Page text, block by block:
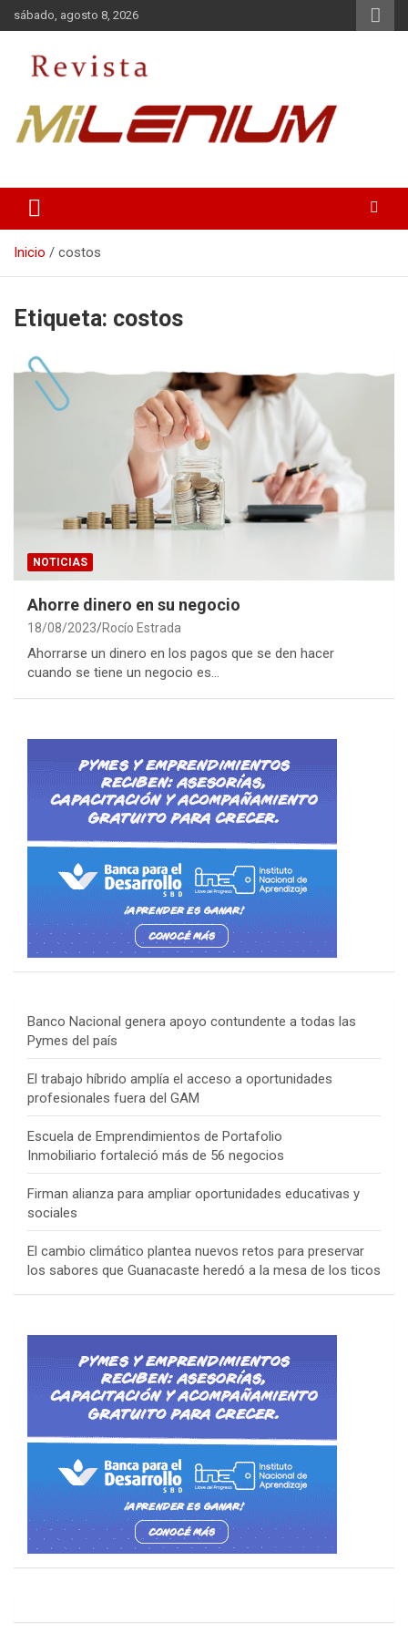
Saltar
al
sábado, agosto 8, 2026
Inicio costos
Etiqueta: costos
NOTICIAS
Ahorre dinero en su negocio
18/08/2023 Rocío Estrada
Ahorrarse un dinero en los pagos que se den hacer
cuando se tiene un negocio es…
Banco Nacional genera apoyo contundente a todas las
Pymes del país
El trabajo híbrido amplía el acceso a oportunidades
profesionales fuera del GAM
Escuela de Emprendimientos de Portafolio
Inmobiliario fortaleció más de 56 negocios
Firman alianza para ampliar oportunidades educativas y
sociales
El cambio climático plantea nuevos retos para preservar
los sabores que Guanacaste heredó a la mesa de los ticos